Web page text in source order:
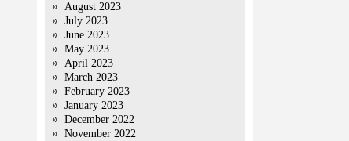
August 2023
July 2023
June 2023
May 2023
April 2023
March 2023
February 2023
January 2023
December 2022
November 2022